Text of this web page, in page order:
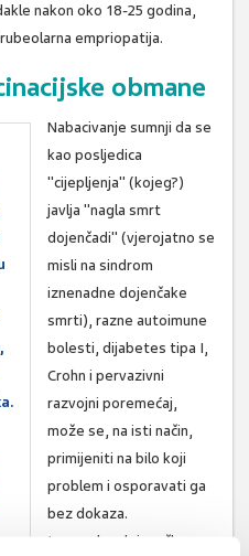
nakon oko 18-25 godina,
empriopatija.
obmane
Nabacivanje sumnji da se
kao posljedica
"cijepljenja" (kojeg?)
javlja "nagla smrt
dojenčadi" (vjerojatno se
misli na sindrom
iznenadne dojenčake
smrti), razne autoimune
bolesti, dijabetes tipa I,
Crohn i pervazivni
razvojni poremećaj,
može se, na isti način,
primijeniti na bilo koji
problem i osporavati ga
bez dokaza.
Iznenadna dojenačka